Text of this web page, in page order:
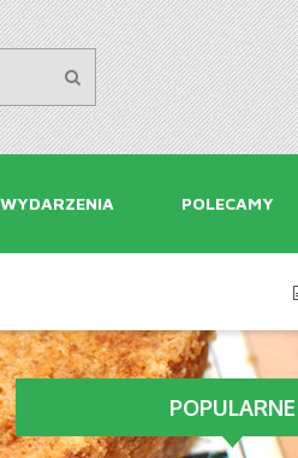
WYDARZENIA POLECAMY
POPULARNE